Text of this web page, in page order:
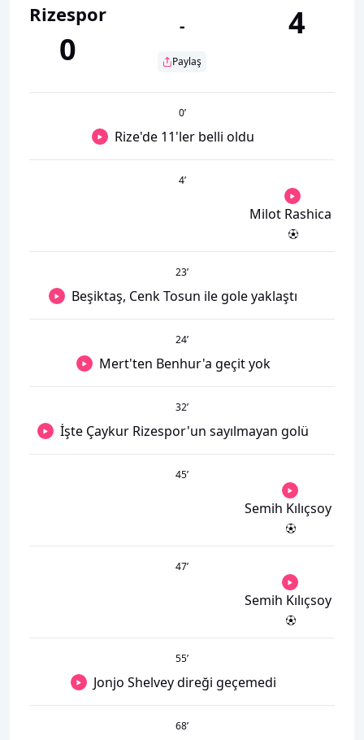
Rizespor
0
-
Paylaş
4
0’
Rize'de 11'ler belli oldu
4’
Milot Rashica
23’
Beşiktaş, Cenk Tosun ile gole yaklaştı
24’
Mert'ten Benhur'a geçit yok
32’
İşte Çaykur Rizespor'un sayılmayan golü
45’
Semih Kılıçsoy
47’
Semih Kılıçsoy
55’
Jonjo Shelvey direği geçemedi
68’